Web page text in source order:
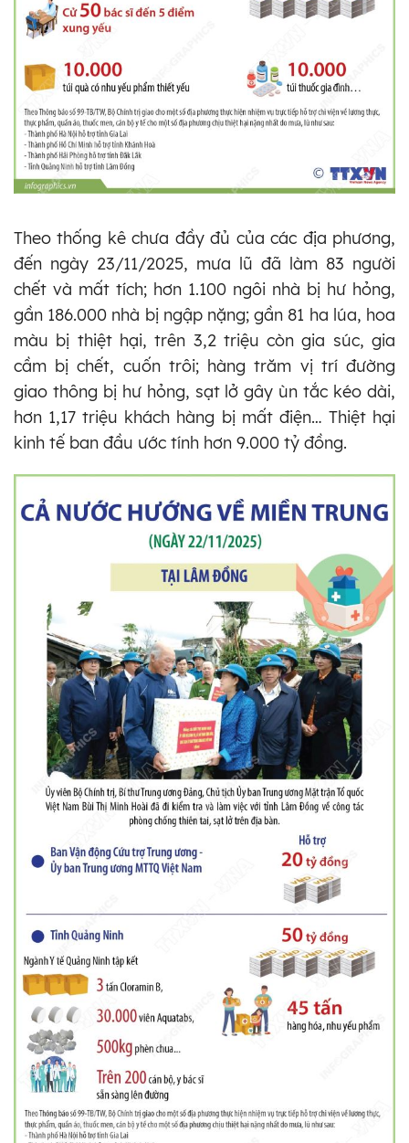
Theo thống kê chưa đầy đủ của các địa phương,
đến ngày 23/11/2025, mưa lũ đã làm 83 người
chết và mất tích; hơn 1.100 ngôi nhà bị hư hỏng,
gần 186.000 nhà bị ngập nặng; gần 81 ha lúa, hoa
màu bị thiệt hại, trên 3,2 triệu còn gia súc, gia
cầm bị chết, cuốn trôi; hàng trăm vị trí đường
giao thông bị hư hỏng, sạt lở gây ùn tắc kéo dài,
hơn 1,17 triệu khách hàng bị mất điện… Thiệt hại
kinh tế ban đầu ước tính hơn 9.000 tỷ đồng.